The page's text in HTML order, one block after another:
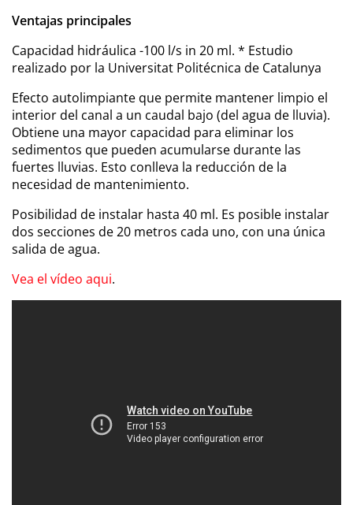
Ventajas principales
Capacidad hidráulica -100 l/s in 20 ml. * Estudio
realizado por la Universitat Politécnica de Catalunya
Efecto autolimpiante que permite mantener limpio el
interior del canal a un caudal bajo (del agua de lluvia).
Obtiene una mayor capacidad para eliminar los
sedimentos que pueden acumularse durante las
fuertes lluvias. Esto conlleva la reducción de la
necesidad de mantenimiento.
Posibilidad de instalar hasta 40 ml. Es posible instalar
dos secciones de 20 metros cada uno, con una única
salida de agua.
Vea el vídeo aqui.